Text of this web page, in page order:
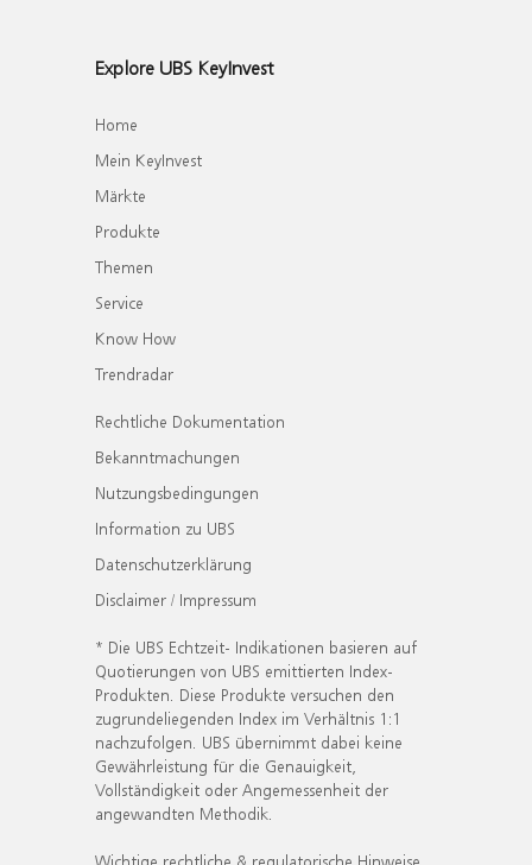
Explore UBS KeyInvest
Home
Mein KeyInvest
Märkte
Produkte
Themen
Service
Know How
Trendradar
Rechtliche Dokumentation
Bekanntmachungen
Nutzungsbedingungen
Information zu UBS
Datenschutzerklärung
Disclaimer / Impressum
* Die UBS Echtzeit- Indikationen basieren auf
Quotierungen von UBS emittierten Index-
Produkten. Diese Produkte versuchen den
zugrundeliegenden Index im Verhältnis 1:1
nachzufolgen. UBS übernimmt dabei keine
Gewährleistung für die Genauigkeit,
Vollständigkeit oder Angemessenheit der
angewandten Methodik.